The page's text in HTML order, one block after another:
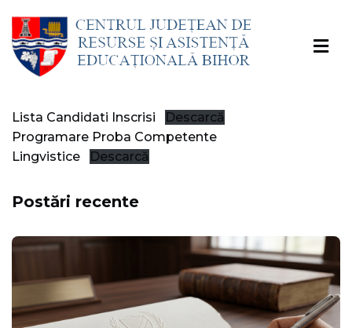
Lista Candidati Inscrisi
Descarcă
Programare Proba Competente
Lingvistice
Descarcă
Postări recente